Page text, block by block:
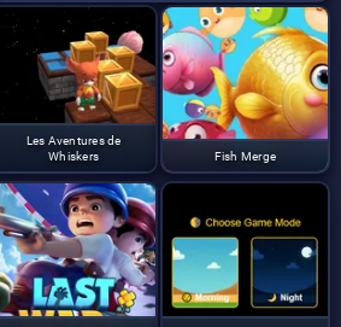
Les Aventures de
Whiskers
Fish Merge